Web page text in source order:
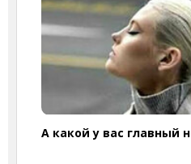
А какой у вас главный